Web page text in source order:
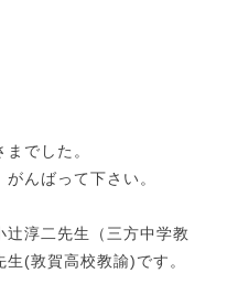
でした。
んばって下さい。
淳二先生（三方中学教
(敦賀高校教諭)です。